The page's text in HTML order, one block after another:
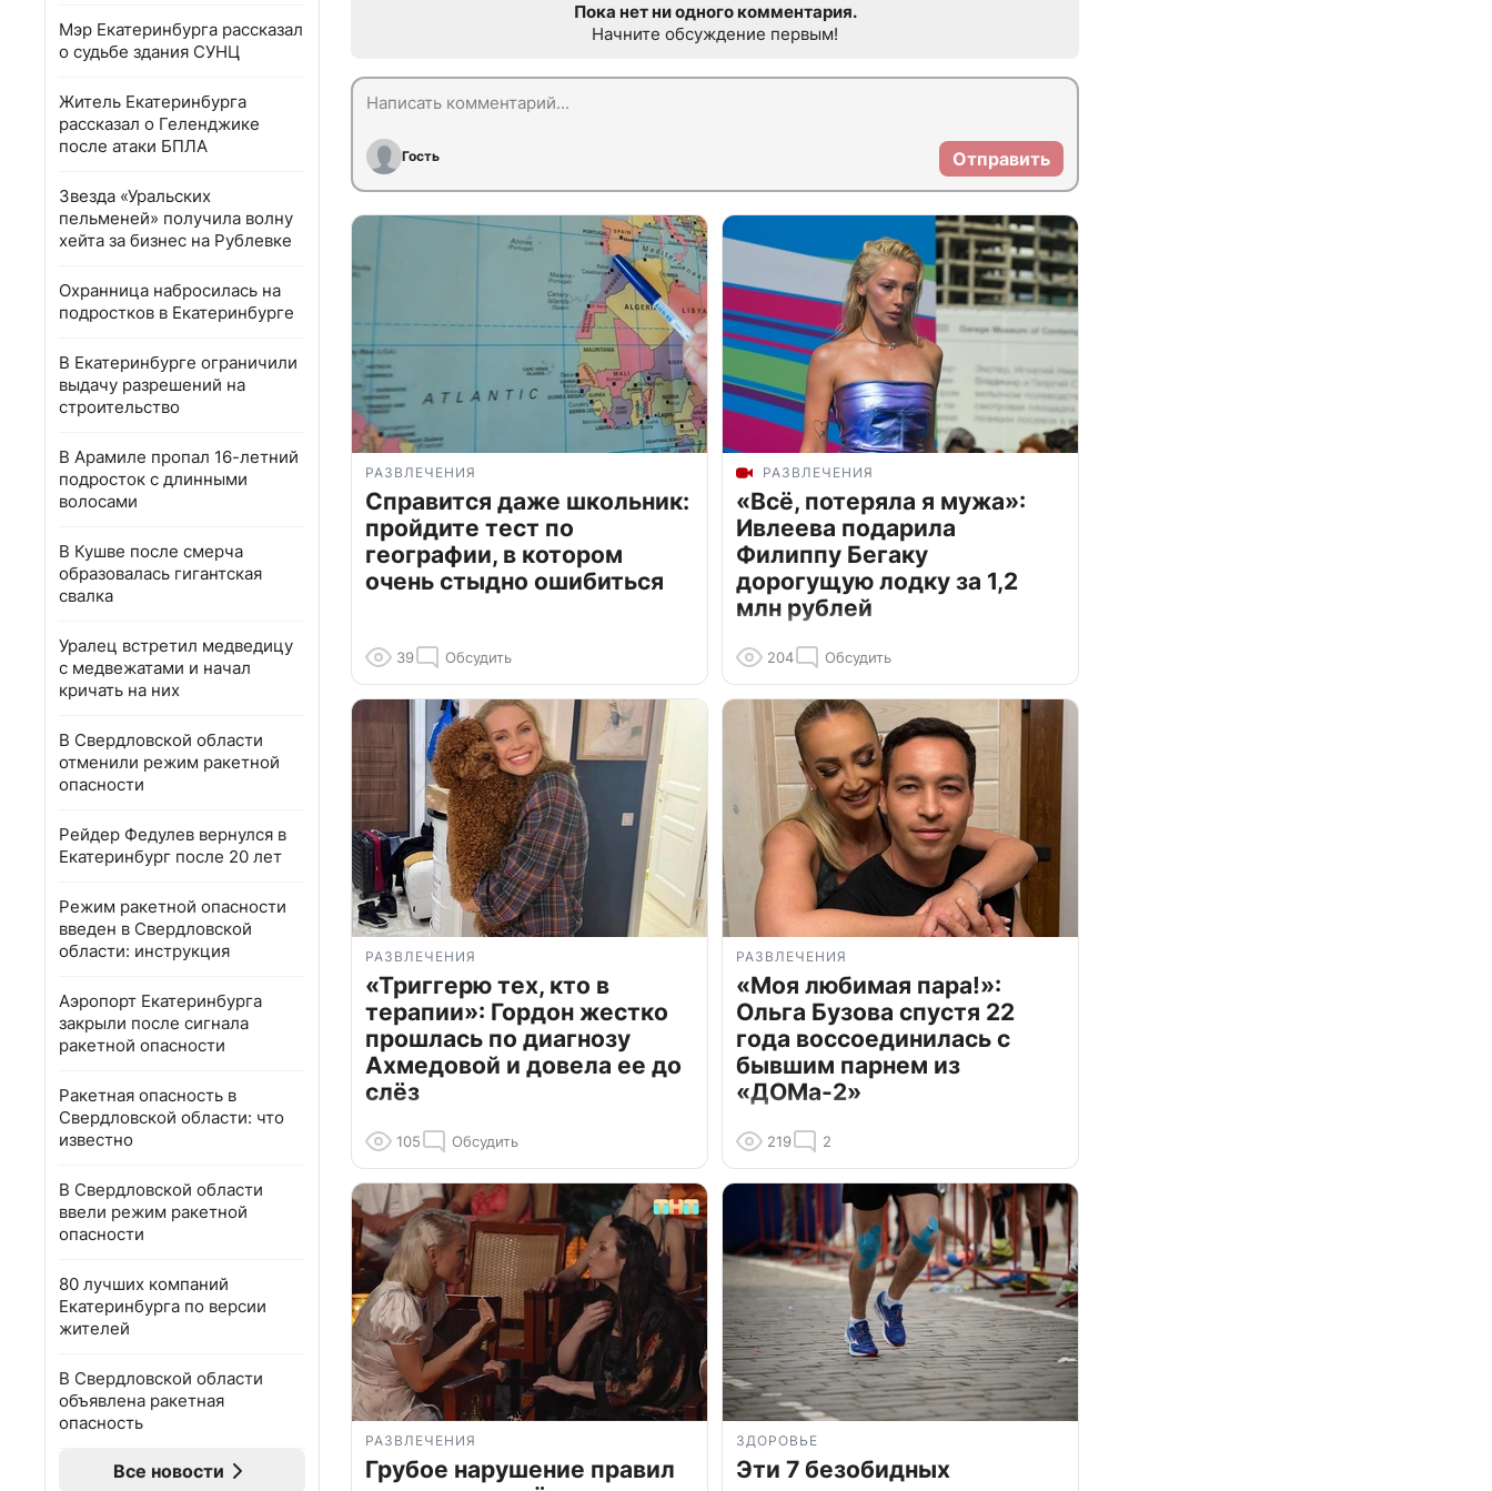
Мэр Екатеринбурга рассказал
о судьбе здания СУНЦ
Житель Екатеринбурга
рассказал о Геленджике
после атаки БПЛА
Звезда «Уральских
пельменей» получила волну
хейта за бизнес на Рублевке
Охранница набросилась на
подростков в Екатеринбурге
В Екатеринбурге ограничили
выдачу разрешений на
строительство
В Арамиле пропал 16-летний
подросток с длинными
волосами
В Кушве после смерча
образовалась гигантская
свалка
Уралец встретил медведицу
с медвежатами и начал
кричать на них
В Свердловской области
отменили режим ракетной
опасности
Рейдер Федулев вернулся в
Екатеринбург после 20 лет
Режим ракетной опасности
введен в Свердловской
области: инструкция
Аэропорт Екатеринбурга
закрыли после сигнала
ракетной опасности
Ракетная опасность в
Свердловской области: что
известно
В Свердловской области
ввели режим ракетной
опасности
80 лучших компаний
Екатеринбурга по версии
жителей
В Свердловской области
объявлена ракетная
опасность
Все новости
Пока нет ни одного комментария.
Начните обсуждение первым!
Гость Отправить
РАЗВЛЕЧЕНИЯ
Справится даже школьник:
пройдите тест по
географии, в котором
очень стыдно ошибиться
39 Обсудить
РАЗВЛЕЧЕНИЯ
«Всё, потеряла я мужа»:
Ивлеева подарила
Филиппу Бегаку
дорогущую лодку за 1,2
млн рублей
204 Обсудить
РАЗВЛЕЧЕНИЯ
«Триггерю тех, кто в
терапии»: Гордон жестко
прошлась по диагнозу
Ахмедовой и довела ее до
слёз
105 Обсудить
РАЗВЛЕЧЕНИЯ
«Моя любимая пара!»:
Ольга Бузова спустя 22
года воссоединилась с
бывшим парнем из
«ДОМа-2»
219 2
РАЗВЛЕЧЕНИЯ
Грубое нарушение правил
ЗДОРОВЬЕ
Эти 7 безобидных